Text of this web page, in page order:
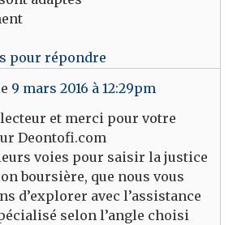
pour répondre
9 mars 2016 à 12:29pm
et merci pour votre
Deontofi.com
voies pour saisir la justice
boursière, que nous vous
d’explorer avec l’assistance
selon l’angle choisi